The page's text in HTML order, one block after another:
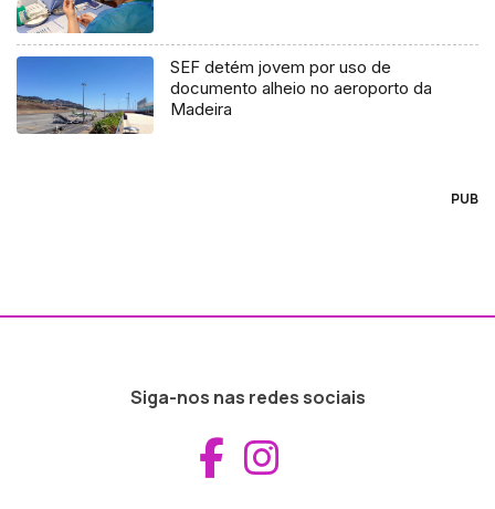
SEF detém jovem por uso de
documento alheio no aeroporto da
Madeira
PUB
Siga-nos nas redes sociais
Aceder ao